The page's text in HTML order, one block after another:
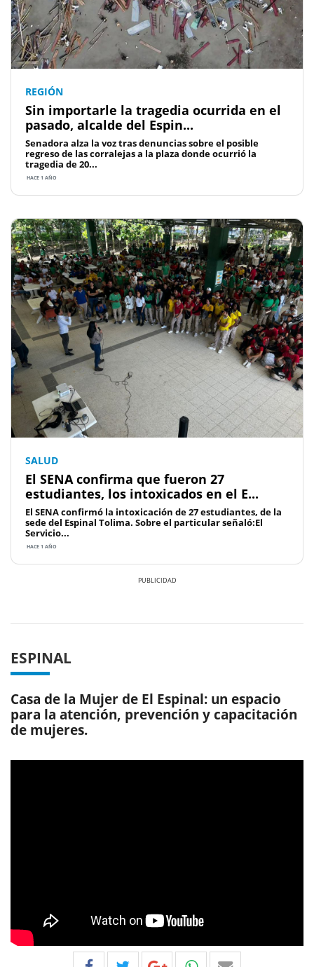
REGIÓN
Sin importarle la tragedia ocurrida en el
pasado, alcalde del Espin...
Senadora alza la voz tras denuncias sobre el posible
regreso de las corralejas a la plaza donde ocurrió la
tragedia de 20...
HACE 1 AÑO
SALUD
El SENA confirma que fueron 27
estudiantes, los intoxicados en el E...
El SENA confirmó la intoxicación de 27 estudiantes, de la
sede del Espinal Tolima. Sobre el particular señaló:El
Servicio...
HACE 1 AÑO
ESPINAL
Casa de la Mujer de El Espinal: un espacio
para la atención, prevención y capacitación
de mujeres.